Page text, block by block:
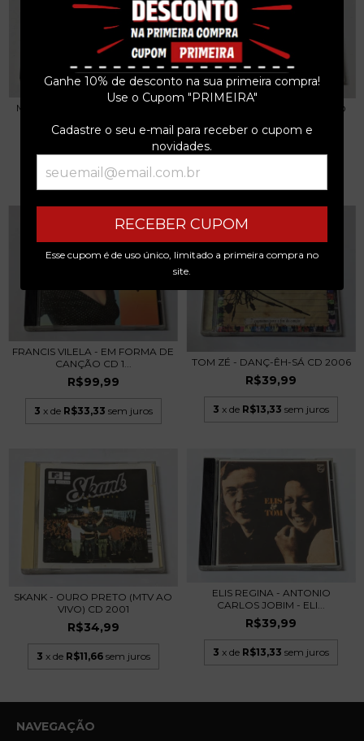
Ganhe 10% de desconto na sua primeira compra!
Use o Cupom "PRIMEIRA"
Cadastre o seu e-mail para receber o cupom e
novidades.
RECEBER CUPOM
Esse cupom é de uso único, limitado a primeira compra no
site.
MEN AT WORK - BRAZIL '96 CD
R$39,99
x de R$13,33 sem juros
ITAMAR ASSUMPÇÃO - BICHO
R$39,99
FRANCIS VILELA - EM FORMA DE
CANÇÃO CD 1...
R$99,99
3 x de R$33,33 sem juros
TOM ZÉ - DANÇ-ÊH-SÁ CD 2006
R$39,99
3 x de R$13,33 sem juros
SKANK - OURO PRETO (MTV AO
VIVO) CD 2001
R$34,99
3 x de R$11,66 sem juros
ELIS REGINA - ANTONIO
CARLOS JOBIM - ELI...
R$39,99
3 x de R$13,33 sem juros
NAVEGAÇÃO